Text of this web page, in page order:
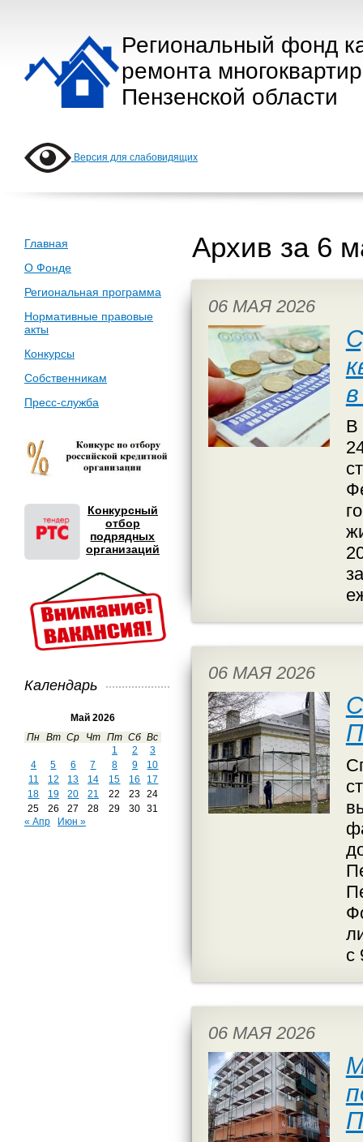
Региональный фонд
ремонта
Пензенской области
Версия для слабовидящих
Главная
О Фонде
Региональная программа
Нормативные правовые
акты
Конкурсы
Собственникам
Пресс-служба
Конкурсный
отбор
подрядных
организаций
Календарь
Май 2026
Пн Вт Ср Чт Пт Сб Вс
1
2
3
4
5 6 7 8 9
10
11
12 13 14 15 16
17
18
19 20 21 22 23
24
25
26 27 28 29 30
31
« Апр
Июн »
Архив за 6
06 МАЯ 2026
В
06 МАЯ 2026
с
06 МАЯ 2026